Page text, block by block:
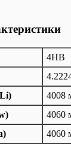
4HB
4008
4060
4060